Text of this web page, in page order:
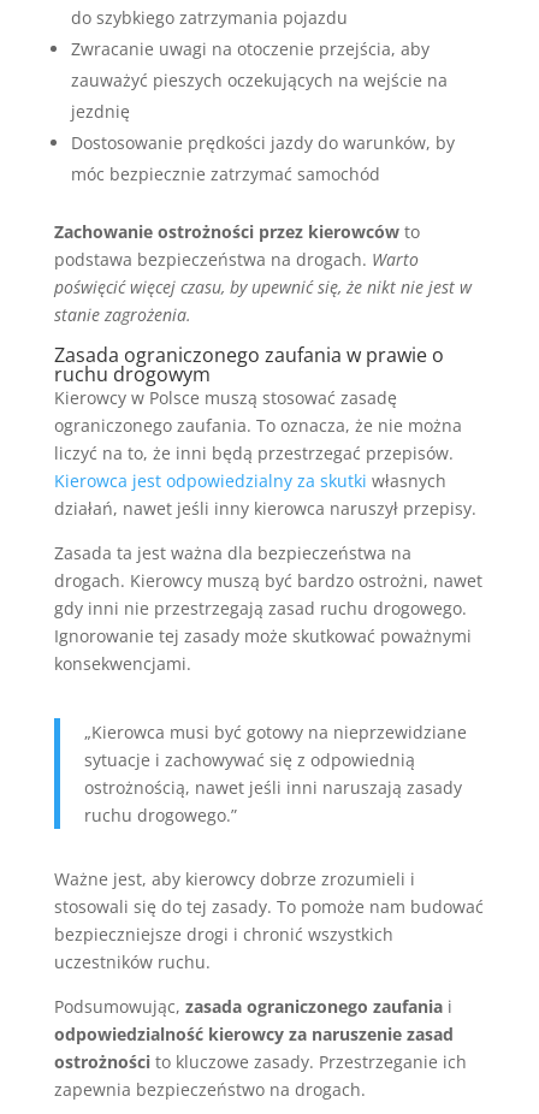
do szybkiego zatrzymania pojazdu
Zwracanie uwagi na otoczenie przejścia, aby
zauważyć pieszych oczekujących na wejście na
jezdnię
Dostosowanie prędkości jazdy do warunków, by
móc bezpiecznie zatrzymać samochód
Zachowanie ostrożności przez kierowcówto
podstawa bezpieczeństwa na drogach. Warto
poświęcić więcej czasu, by upewnić się, że nikt nie jest w
stanie zagrożenia.
Zasada ograniczonego zaufania w prawie o
ruchu drogowym
Kierowcy w Polsce muszą stosować zasadę
ograniczonego zaufania. To oznacza, że nie można
liczyć na to, że inni będą przestrzegać przepisów.
Kierowca jest odpowiedzialny za skutki własnych
działań, nawet jeśli inny kierowca naruszył przepisy.
Zasada ta jest ważna dla bezpieczeństwa na
drogach. Kierowcy muszą być bardzo ostrożni, nawet
gdy inni nie przestrzegają zasad ruchu drogowego.
Ignorowanie tej zasady może skutkować poważnymi
konsekwencjami.
„Kierowca musi być gotowy na nieprzewidziane
sytuacje i zachowywać się z odpowiednią
ostrożnością, nawet jeśli inni naruszają zasady
ruchu drogowego.”
Ważne jest, aby kierowcy dobrze zrozumieli i
stosowali się do tej zasady. To pomoże nam budować
bezpieczniejsze drogi i chronić wszystkich
uczestników ruchu.
Podsumowując, zasada ograniczonego zaufaniai
odpowiedzialność kierowcy za naruszenie zasad
ostrożnościto kluczowe zasady. Przestrzeganie ich
zapewnia bezpieczeństwo na drogach.